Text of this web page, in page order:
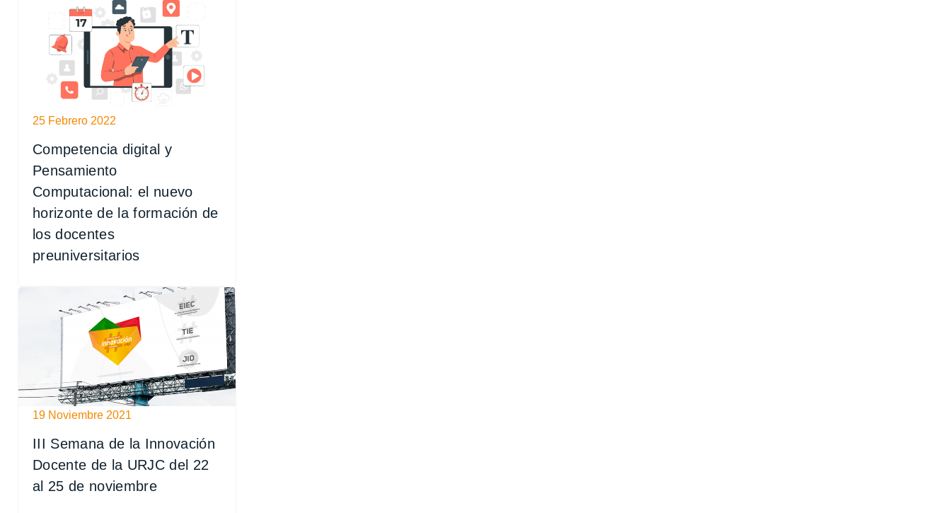
25 Febrero 2022
Competencia digital y
Pensamiento
Computacional: el nuevo
horizonte de la formación de
los docentes
preuniversitarios
19 Noviembre 2021
III Semana de la Innovación
Docente de la URJC del 22
al 25 de noviembre